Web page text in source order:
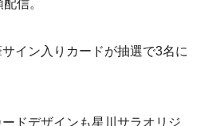
信。
イン入りカードが抽選で3名に
ドデザインも星川サラオリジ